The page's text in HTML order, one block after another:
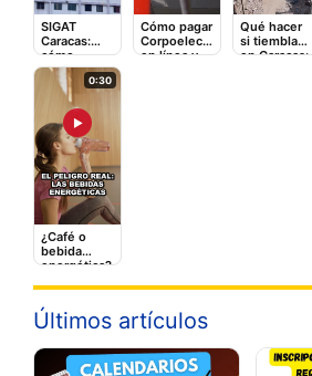
SIGAT
Caracas:
cómo
registrarte y
pagar
impuestos
en línea
Cómo pagar
Corpoelec
en línea y
Qué hacer
si tiembla
en Caracas:
▶
0:30
¿Café o
bebida
energética?
hace a tu
corazón
Últimos artículos